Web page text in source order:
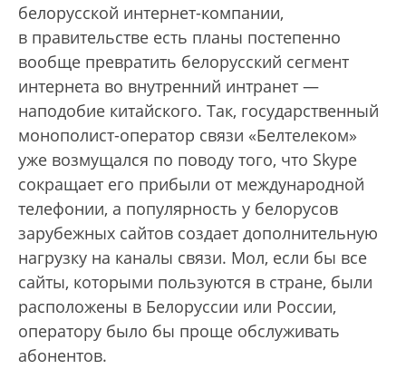
белорусской интернет-компании,
в правительстве есть планы постепенно
вообще превратить белорусский сегмент
интернета во внутренний интранет —
наподобие китайского. Так, государственный
монополист-оператор связи «Белтелеком»
уже возмущался по поводу того, что Skype
сокращает его прибыли от международной
телефонии, а популярность у белорусов
зарубежных сайтов создает дополнительную
нагрузку на каналы связи. Мол, если бы все
сайты, которыми пользуются в стране, были
расположены в Белоруссии или России,
оператору было бы проще обслуживать
абонентов.